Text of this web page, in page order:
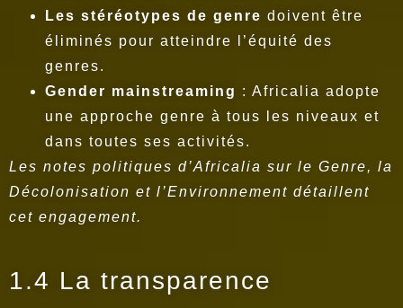
Les stéréotypes de genre doivent être
éliminés pour atteindre l’équité des
genres.
Gender mainstreaming : Africalia adopte
une approche genre à tous les niveaux et
dans toutes ses activités.
Les notes politiques d’Africalia sur le Genre, la
Décolonisation et l’Environnement détaillent
cet engagement.
1.4 La transparence